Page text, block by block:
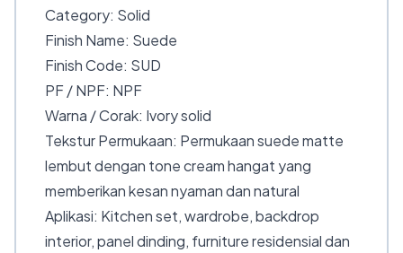
Category: Solid
Finish Name: Suede
Finish Code: SUD
PF / NPF: NPF
Warna / Corak: Ivory solid
Tekstur Permukaan: Permukaan suede matte
lembut dengan tone cream hangat yang
memberikan kesan nyaman dan natural
Aplikasi: Kitchen set, wardrobe, backdrop
interior, panel dinding, furniture residensial dan